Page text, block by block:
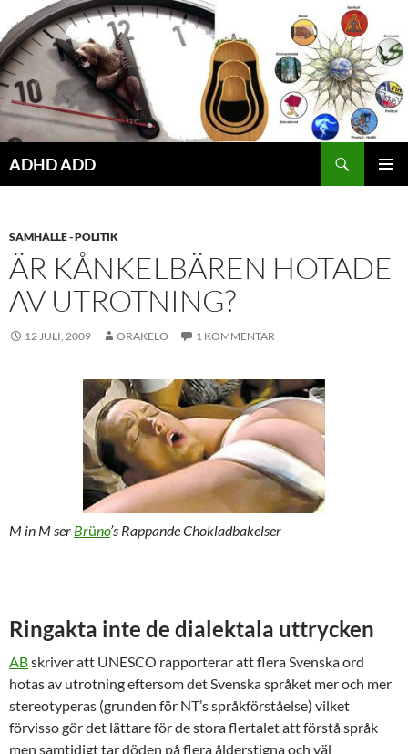
Hoppa
till
innehåll
ADHD ADD
SAMHÄLLE - POLITIK
ÄR KÅNKELBÄREN HOTADE
AV UTROTNING?
12 JULI, 2009 ORAKELO 1 KOMMENTAR
M in M ser Brüno’s Rappande Chokladbakelser
Ringakta inte de dialektala uttrycken
ABskriver att UNESCO rapporterar att flera Svenska ord
hotas av utrotning eftersom det Svenska språket mer och mer
stereotyperas (grunden för NT’s språkförståelse) vilket
förvisso gör det lättare för de stora flertalet att förstå språk
men samtidigt tar döden på flera ålderstigna och väl